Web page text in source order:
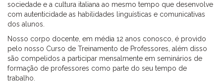
sociedade e a cultura italiana ao mesmo tempo que desenvolve
com autenticidade as habilidades linguísticas e comunicativas
dos alunos.
Nosso corpo docente, em média 12 anos conosco, é provido
pelo nosso Curso de Treinamento de Professores, além disso
são compelidos a participar mensalmente em seminários de
formação de professores como parte do seu tempo de
trabalho.